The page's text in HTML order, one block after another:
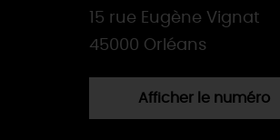
15 rue Eugène Vignat
45000 Orléans
Afficher le numéro